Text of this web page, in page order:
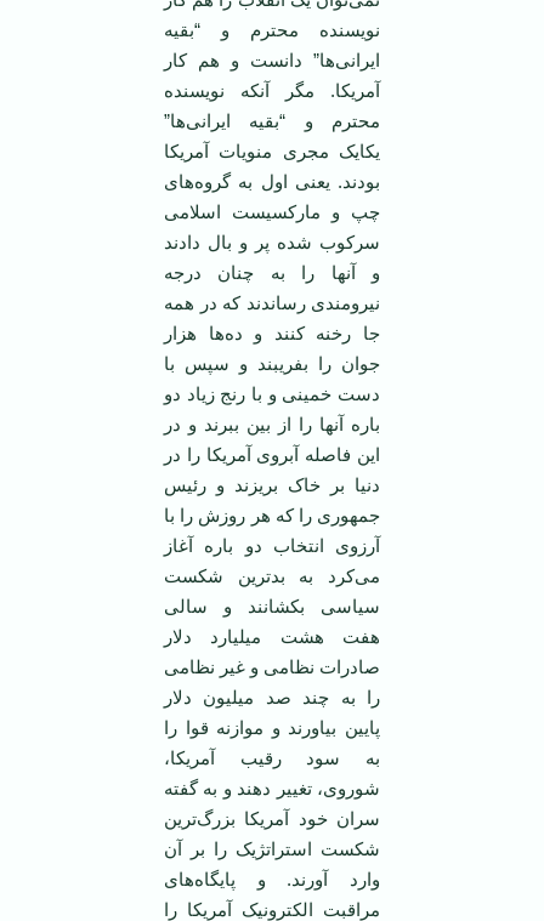
نویسنده محترم و “بقیه
ایرانی‌ها” دانست و هم کار
آمریکا. مگر آنکه نویسنده
محترم و “بقیه ایرانی‌ها”
یکایک مجری منویات آمریکا
بودند. یعنی اول به گروه‌های
چپ و مارکسیست اسلامی
سرکوب شده پر و بال دادند
و آنها را به چنان درجه
نیرومندی رساندند که در همه
جا رخنه کنند و ده‌ها هزار
جوان را بفریبند و سپس با
دست خمینی و با رنج زیاد دو
باره آنها را از بین ببرند و در
این فاصله آبروی آمریکا را در
دنیا بر خاک بریزند و رئیس
جمهوری را که هر روزش را با
آرزوی انتخاب دو باره آغاز
می‌کرد به بدترین شکست
سیاسی بکشانند و سالی
هفت هشت میلیارد دلار
صادرات نظامی و غیر نظامی
را به چند صد میلیون دلار
پایین بیاورند و موازنه قوا را
به سود رقیب آمریکا،
شوروی، تغییر دهند و به گفته
سران خود آمریکا بزرگ‌ترین
شکست استراتژیک را بر آن
وارد آورند. و پایگاه‌های
مراقبت الکترونیک آمریکا را